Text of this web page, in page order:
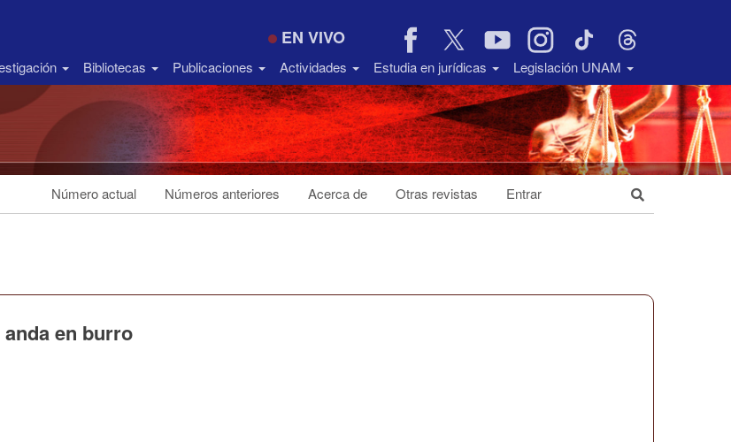
EN VIVO
Bibliotecas Publicaciones Actividades Estudia en jurídicas Legislación UNAM
Número actual Números anteriores Acerca de Otras revistas Entrar
en burro